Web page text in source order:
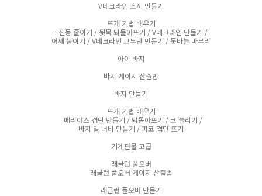
V네크라인 조끼 만들기
뜨개 기법 배우기
: 진동 줄이기 / 뒷목 되돌아뜨기 / V네크라인 만들기 /
어깨 붙이기 / V네크라인 고무단 만들기 / 돗바늘 마무리
아이 바지
바지 게이지 산출법
바지 만들기
뜨개 기법 배우기
: 메리야스 겹단 만들기 / 되돌아뜨기 / 코 늘리기 /
바지 밑 너비 만들기 / 피코 겹단 뜨기
기계편물 고급
래글런 풀오버
래글런 풀오버 게이지 산출법
래글런 풀오버 만들기